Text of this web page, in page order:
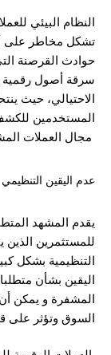
النظام البيئي
تشكل مخاطر على
حوادث القرصنة
سرقة أصول رقمية
الاحتيالي، حيث
المستخدمين
عدم اليقين التنظيمي
يقدم المشهد
للمستثمرين
التنظيمية بشكل
اليقين بشأن
المشفرة و يمكن أن
السوق وتؤثر على